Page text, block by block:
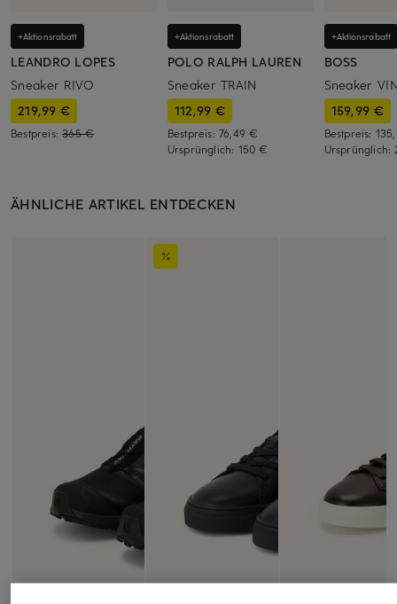
+Aktionsrabatt
LEANDRO LOPES
Sneaker RIVO
219,99 €
Bestpreis:365 €
+Aktionsrabatt
POLO RALPH LAUREN
Sneaker TRAIN
112,99 €
Bestpreis: 76,49 €
Ursprünglich: 150 €
+Aktionsrabatt
BOSS
Sneaker
159,99 €
Bestpreis:
Ursprünglich:
ÄHNLICHE ARTIKEL ENTDECKEN